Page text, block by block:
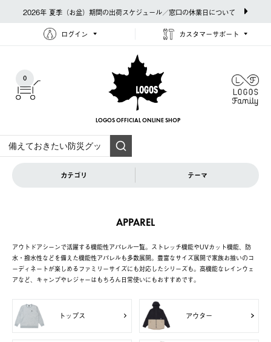
2026年 夏季（お盆）期間の出荷スケジュール／窓口の休業日について
ログイン カスタマーサポート
0
LOGOS OFFICIAL ONLINE SHOP
カテゴリ テーマ
APPAREL
アウトドアシーンで活躍する機能性アパレル一覧。ストレッチ機能やUVカット機能、防
水・撥水性などを備えた機能性アパレルも多数展開。豊富なサイズ展開で家族お揃いのコ
ーディネートが楽しめるファミリーサイズにも対応したシリーズも。高機能なレインウェ
アなど、キャンプやレジャーはもちろん日常使いにもおすすめです。
トップス アウター